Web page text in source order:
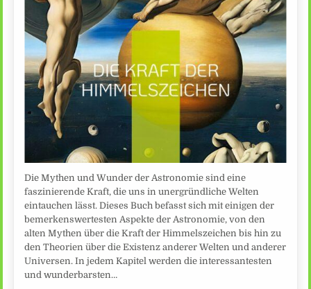
Die Mythen und Wunder der Astronomie sind eine
faszinierende Kraft, die uns in unergründliche Welten
eintauchen lässt. Dieses Buch befasst sich mit einigen der
bemerkenswertesten Aspekte der Astronomie, von den
alten Mythen über die Kraft der Himmelszeichen bis hin zu
den Theorien über die Existenz anderer Welten und anderer
Universen. In jedem Kapitel werden die interessantesten
und wunderbarsten…